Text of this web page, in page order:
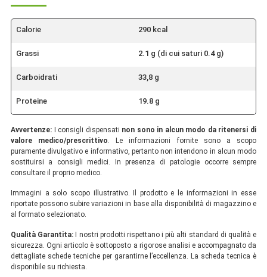
Calorie 290 kcal
Grassi 2.1 g (di cui saturi 0.4 g)
Carboidrati 33,8 g
Proteine 19.8 g
Avvertenze: I consigli dispensati non sono in alcun modo da ritenersi di
valore medico/prescrittivo. Le informazioni fornite sono a scopo
puramente divulgativo e informativo, pertanto non intendono in alcun modo
sostituirsi a consigli medici. In presenza di patologie occorre sempre
consultare il proprio medico.
Immagini a solo scopo illustrativo. Il prodotto e le informazioni in esse
riportate possono subire variazioni in base alla disponibilità di magazzino e
al formato selezionato.
Qualità Garantita: I nostri prodotti rispettano i più alti standard di qualità e
sicurezza. Ogni articolo è sottoposto a rigorose analisi e accompagnato da
dettagliate schede tecniche per garantirne l’eccellenza. La scheda tecnica è
disponibile su richiesta.